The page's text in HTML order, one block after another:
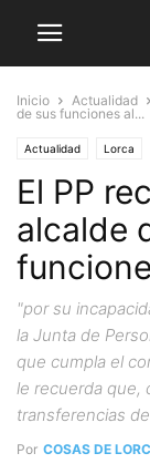
Inicio Actualidad
de sus funciones al...
Actualidad Lorca
El PP
alcalde
"por su
la Junta de
que cumpla el
le recuerda que,
transferencias
Por COSAS DE